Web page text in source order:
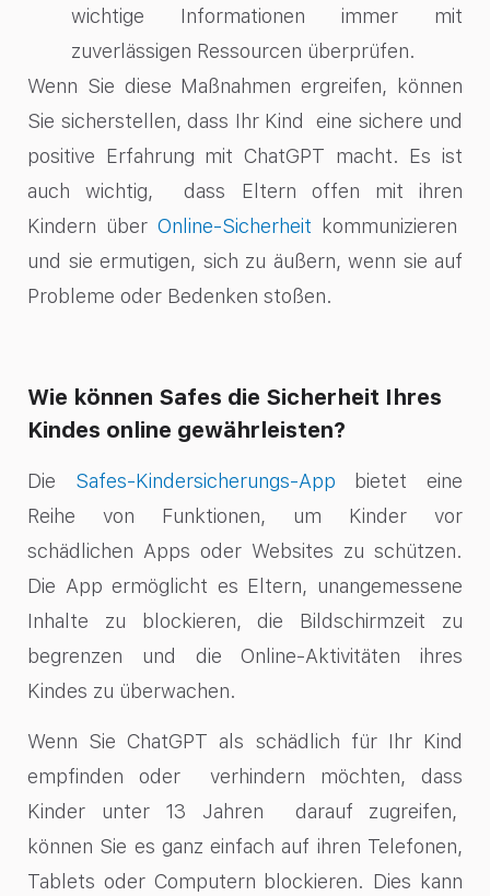
wichtige Informationen immer mit
zuverlässigen Ressourcen überprüfen.
Wenn Sie diese Maßnahmen ergreifen, können
Sie sicherstellen, dass Ihr Kind eine sichere und
positive Erfahrung mit ChatGPT macht. Es ist
auch wichtig, dass Eltern offen mit ihren
Kindern über Online-Sicherheit kommunizieren
und sie ermutigen, sich zu äußern, wenn sie auf
Probleme oder Bedenken stoßen.
Wie können Safes die Sicherheit Ihres
Kindes online gewährleisten?
Die Safes-Kindersicherungs-App bietet eine
Reihe von Funktionen, um Kinder vor
schädlichen Apps oder Websites zu schützen.
Die App ermöglicht es Eltern, unangemessene
Inhalte zu blockieren, die Bildschirmzeit zu
begrenzen und die Online-Aktivitäten ihres
Kindes zu überwachen.
Wenn Sie ChatGPT als schädlich für Ihr Kind
empfinden oder verhindern möchten, dass
Kinder unter 13 Jahren darauf zugreifen,
können Sie es ganz einfach auf ihren Telefonen,
Tablets oder Computern blockieren. Dies kann